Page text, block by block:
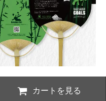
カートを見る